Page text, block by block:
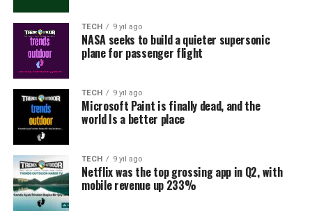
TECH 9 yıl ago
NASA seeks to build a quieter supersonic
plane for passenger flight
TECH 9 yıl ago
Microsoft Paint is finally dead, and the
world Is a better place
TECH 9 yıl ago
Netflix was the top grossing app in Q2, with
mobile revenue up 233%